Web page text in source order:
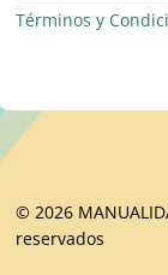
Términos y
© 2026
reservados